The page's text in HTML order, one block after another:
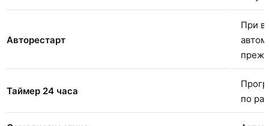
Авторестарт
При
Таймер 24 часа
по